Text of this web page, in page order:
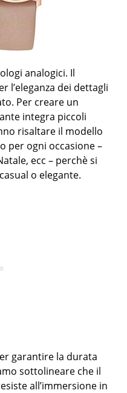
analogici. Il
l’eleganza dei dettagli
Per creare un
integra piccoli
risaltare il modello
per ogni occasione –
ecc – perchè si
o elegante.
garantire la durata
sottolineare che il
all’immersione in